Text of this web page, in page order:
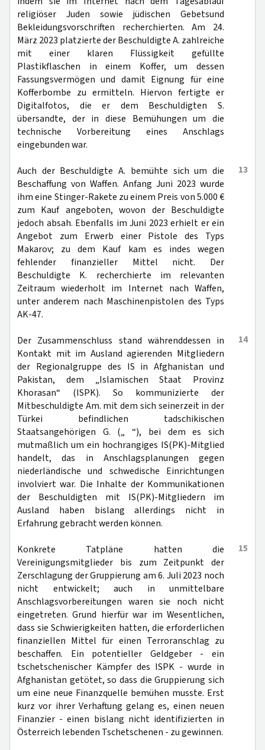
religiöser Juden sowie jüdischen Gebetsund
Bekleidungsvorschriften recherchierten. Am 24.
März 2023 platzierte der Beschuldigte A. zahlreiche
mit einer klaren Flüssigkeit gefüllte
Plastikflaschen in einem Koffer, um dessen
Fassungsvermögen und damit Eignung für eine
Kofferbombe zu ermitteln. Hiervon fertigte er
Digitalfotos, die er dem Beschuldigten S.
übersandte, der in diese Bemühungen um die
technische Vorbereitung eines Anschlags
eingebunden war.
13
Auch der Beschuldigte A. bemühte sich um die
Beschaffung von Waffen. Anfang Juni 2023 wurde
ihm eine Stinger-Rakete zu einem Preis von 5.000 €
zum Kauf angeboten, wovon der Beschuldigte
jedoch absah. Ebenfalls im Juni 2023 erhielt er ein
Angebot zum Erwerb einer Pistole des Typs
Makarov; zu dem Kauf kam es indes wegen
fehlender finanzieller Mittel nicht. Der
Beschuldigte K. recherchierte im relevanten
Zeitraum wiederholt im Internet nach Waffen,
unter anderem nach Maschinenpistolen des Typs
AK-47.
14
Der Zusammenschluss stand währenddessen in
Kontakt mit im Ausland agierenden Mitgliedern
der Regionalgruppe des IS in Afghanistan und
Pakistan, dem „Islamischen Staat Provinz
Khorasan“ (ISPK). So kommunizierte der
Mitbeschuldigte Am. mit dem sich seinerzeit in der
Türkei befindlichen tadschikischen
Staatsangehörigen G. („ “), bei dem es sich
mutmaßlich um ein hochrangiges IS(PK)-Mitglied
handelt, das in Anschlagsplanungen gegen
niederländische und schwedische Einrichtungen
involviert war. Die Inhalte der Kommunikationen
der Beschuldigten mit IS(PK)-Mitgliedern im
Ausland haben bislang allerdings nicht in
Erfahrung gebracht werden können.
15
Konkrete Tatpläne hatten die
Vereinigungsmitglieder bis zum Zeitpunkt der
Zerschlagung der Gruppierung am 6. Juli 2023 noch
nicht entwickelt; auch in unmittelbare
Anschlagsvorbereitungen waren sie noch nicht
eingetreten. Grund hierfür war im Wesentlichen,
dass sie Schwierigkeiten hatten, die erforderlichen
finanziellen Mittel für einen Terroranschlag zu
beschaffen. Ein potentieller Geldgeber - ein
tschetschenischer Kämpfer des ISPK - wurde in
Afghanistan getötet, so dass die Gruppierung sich
um eine neue Finanzquelle bemühen musste. Erst
kurz vor ihrer Verhaftung gelang es, einen neuen
Finanzier - einen bislang nicht identifizierten in
Österreich lebenden Tschetschenen - zu gewinnen.